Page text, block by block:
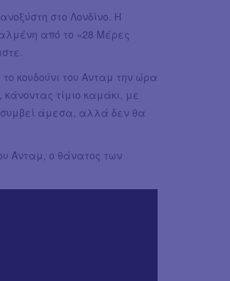
στο Λονδίνο. Η
από το «28 Μέρες
κουδούνι του Ανταμ την ώρα
κάνοντας τίμιο καμάκι, με
συμβεί άμεσα, αλλά δεν θα
Άνταμ, ο θάνατος των